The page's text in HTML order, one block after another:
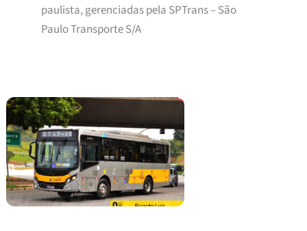
paulista, gerenciadas pela SPTrans – São
Paulo Transporte S/A